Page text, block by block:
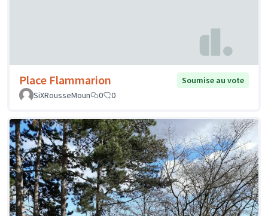
Place Flammarion
Soumise au vote
SiXRousseMoun
0 0